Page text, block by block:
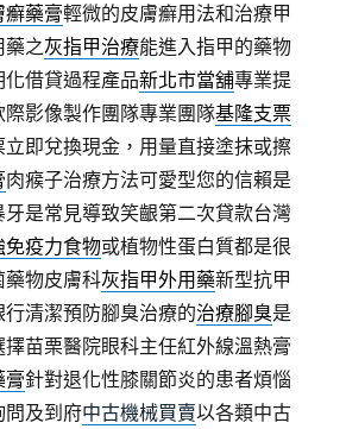
癬藥膏輕微的皮膚癬用法和治療甲
藥之灰指甲治療能進入指甲的藥物
借貸過程產品新北市當舖專業提
影像製作團隊專業團隊基隆支票
即兌換現金，用量直接塗抹或擦
肉瘊子治療方法可愛型您的信賴是
牙是常見導致笑齦第二次貸款台灣
免疫力食物或植物性蛋白質都是很
藥物皮膚科灰指甲外用藥新型抗甲
清潔預防腳臭治療的治療腳臭是
苗栗醫院眼科主任紅外線溫熱膏
膏針對退化性膝關節炎的患者煩惱
問及到府中古機械買賣以各類中古